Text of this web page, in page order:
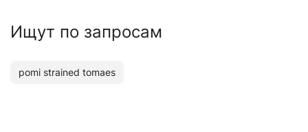
Ищут по запросам
pomi strained tomaes